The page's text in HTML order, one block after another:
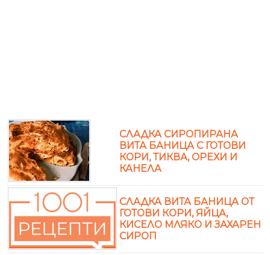
СЛАДКА СИРОПИРАНА
ВИТА БАНИЦА С ГОТОВИ
КОРИ, ТИКВА, ОРЕХИ И
КАНЕЛА
СЛАДКА ВИТА БАНИЦА ОТ
ГОТОВИ КОРИ, ЯЙЦА,
КИСЕЛО МЛЯКО И ЗАХАРЕН
СИРОП